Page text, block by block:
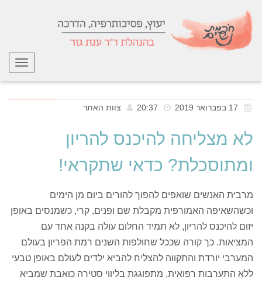
צוות האתר
לא מצליחה להיכנס להריון
ומתוסכלת? כדאי שתקראי!
מרבית האנשים שואפים להפוך להורים ביום מן הימים
וכשהשאיפה האמורפית מקבלת שם ופנים, קרי, כשמנסים באופן
יזום להיכנס להריון, לא תמיד החלום עולה בקנה אחד עם
המציאות. כך קורה שככל שחולפות השנים רמת הפריון בעולם
המערבי יורדת והתקווה להצליח להביא ילדים לעולם באופן טבעי
ללא התערבות רפואית, מתפוגגת בליווי סטירה כואבת שמביא